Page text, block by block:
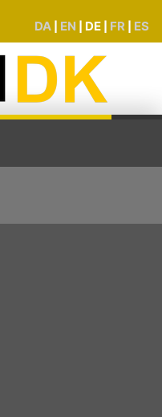
DA EN DE FR ES